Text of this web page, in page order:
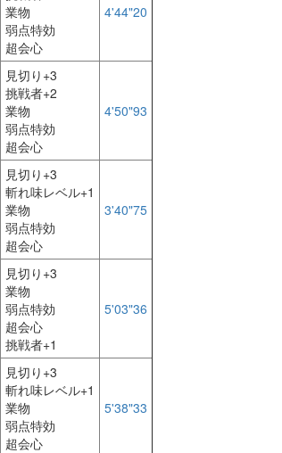
業物
弱点特効
超会心
4'44"20
見切り+3
挑戦者+2
業物
弱点特効
超会心
4'50"93
見切り+3
斬れ味レベル+1
業物
弱点特効
超会心
3'40"75
見切り+3
業物
弱点特効
超会心
挑戦者+1
5'03"36
見切り+3
斬れ味レベル+1
業物
弱点特効
超会心
5'38"33